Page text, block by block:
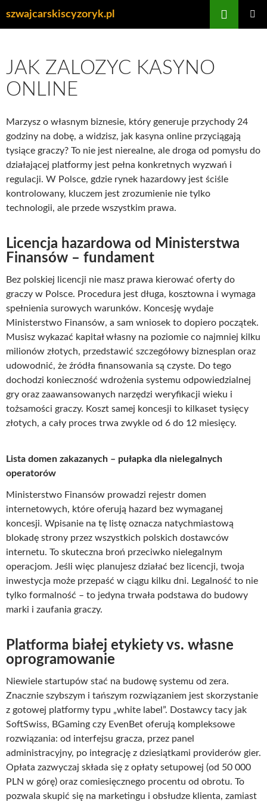
szwajcarskiscyzoryk.pl
JAK ZALOZYC KASYNO
ONLINE
Marzysz o własnym biznesie, który generuje przychody 24
godziny na dobę, a widzisz, jak kasyna online przyciągają
tysiące graczy? To nie jest nierealne, ale droga od pomysłu do
działającej platformy jest pełna konkretnych wyzwań i
regulacji. W Polsce, gdzie rynek hazardowy jest ściśle
kontrolowany, kluczem jest zrozumienie nie tylko
technologii, ale przede wszystkim prawa.
Licencja hazardowa od Ministerstwa
Finansów – fundament
Bez polskiej licencji nie masz prawa kierować oferty do
graczy w Polsce. Procedura jest długa, kosztowna i wymaga
spełnienia surowych warunków. Koncesję wydaje
Ministerstwo Finansów, a sam wniosek to dopiero początek.
Musisz wykazać kapitał własny na poziomie co najmniej kilku
milionów złotych, przedstawić szczegółowy biznesplan oraz
udowodnić, że źródła finansowania są czyste. Do tego
dochodzi konieczność wdrożenia systemu odpowiedzialnej
gry oraz zaawansowanych narzędzi weryfikacji wieku i
tożsamości graczy. Koszt samej koncesji to kilkaset tysięcy
złotych, a cały proces trwa zwykle od 6 do 12 miesięcy.
Lista domen zakazanych – pułapka dla nielegalnych
operatorów
Ministerstwo Finansów prowadzi rejestr domen
internetowych, które oferują hazard bez wymaganej
koncesji. Wpisanie na tę listę oznacza natychmiastową
blokadę strony przez wszystkich polskich dostawców
internetu. To skuteczna broń przeciwko nielegalnym
operacjom. Jeśli więc planujesz działać bez licencji, twoja
inwestycja może przepaść w ciągu kilku dni. Legalność to nie
tylko formalność – to jedyna trwała podstawa do budowy
marki i zaufania graczy.
Platforma białej etykiety vs. własne
oprogramowanie
Niewiele startupów stać na budowę systemu od zera.
Znacznie szybszym i tańszym rozwiązaniem jest skorzystanie
z gotowej platformy typu „white label”. Dostawcy tacy jak
SoftSwiss, BGaming czy EvenBet oferują kompleksowe
rozwiązania: od interfejsu gracza, przez panel
administracyjny, po integrację z dziesiątkami providerów gier.
Opłata zazwyczaj składa się z opłaty setupowej (od 50 000
PLN w górę) oraz comiesięcznego procentu od obrotu. To
pozwala skupić się na marketingu i obsłudze klienta, zamiast